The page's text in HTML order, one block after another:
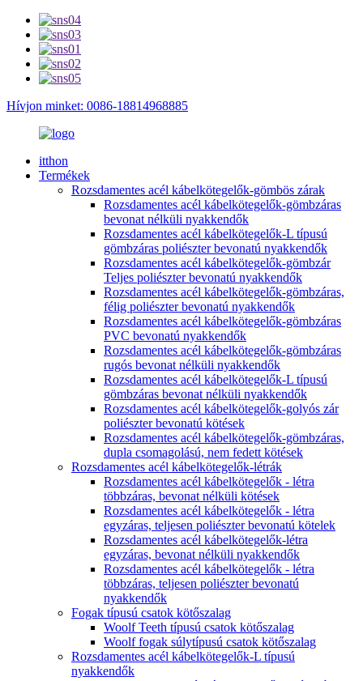
Hívjon minket: 0086-18814968885
itthon
Termékek
Rozsdamentes acél kábelkötegelők-gömbös zárak
Rozsdamentes acél kábelkötegelők-gömbzáras
bevonat nélküli nyakkendők
Rozsdamentes acél kábelkötegelők-L típusú
gömbzáras poliészter bevonatú nyakkendők
Rozsdamentes acél kábelkötegelők-gömbzár
Teljes poliészter bevonatú nyakkendők
Rozsdamentes acél kábelkötegelők-gömbzáras,
félig poliészter bevonatú nyakkendők
Rozsdamentes acél kábelkötegelők-gömbzáras
PVC bevonatú nyakkendők
Rozsdamentes acél kábelkötegelők-gömbzáras
rugós bevonat nélküli nyakkendők
Rozsdamentes acél kábelkötegelők-L típusú
gömbzáras bevonat nélküli nyakkendők
Rozsdamentes acél kábelkötegelők-golyós zár
poliészter bevonatú kötések
Rozsdamentes acél kábelkötegelők-gömbzáras,
dupla csomagolású, nem fedett kötések
Rozsdamentes acél kábelkötegelők-létrák
Rozsdamentes acél kábelkötegelők - létra
többzáras, bevonat nélküli kötések
Rozsdamentes acél kábelkötegelők - létra
egyzáras, teljesen poliészter bevonatú kötelek
Rozsdamentes acél kábelkötegelők-létra
egyzáras, bevonat nélküli nyakkendők
Rozsdamentes acél kábelkötegelők - létra
többzáras, teljesen poliészter bevonatú
nyakkendők
Fogak típusú csatok kötőszalag
Woolf Teeth típusú csatok kötőszalag
Woolf fogak súlytípusú csatok kötőszalag
Rozsdamentes acél kábelkötegelők-L típusú
nyakkendők